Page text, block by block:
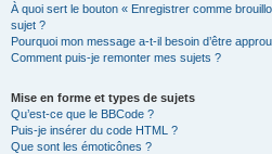
À quoi sert le bouton « Enregistrer comme
sujet ?
Pourquoi mon message a-t-il besoin d’être
Comment puis-je remonter mes sujets ?
Mise en forme et types de sujets
Qu’est-ce que le BBCode ?
Puis-je insérer du code HTML ?
Que sont les émoticônes ?